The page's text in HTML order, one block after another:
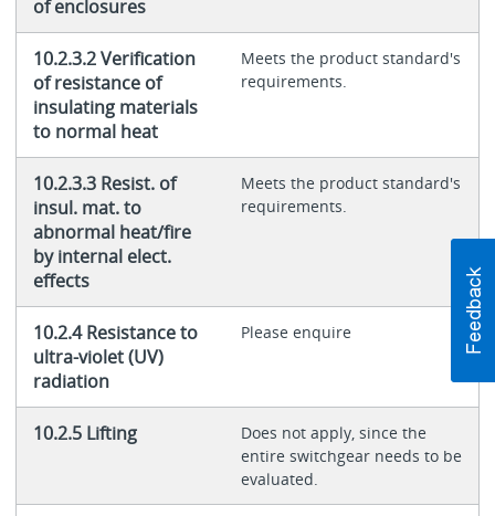
of enclosures
10.2.3.2 Verification
of resistance of
insulating materials
to normal heat
Meets the product standard's
requirements.
10.2.3.3 Resist. of
insul. mat. to
abnormal heat/fire
by internal elect.
effects
Meets the product standard's
requirements.
10.2.4 Resistance to
ultra-violet (UV)
radiation
Please enquire
10.2.5 Lifting
Does not apply, since the
entire switchgear needs to be
evaluated.